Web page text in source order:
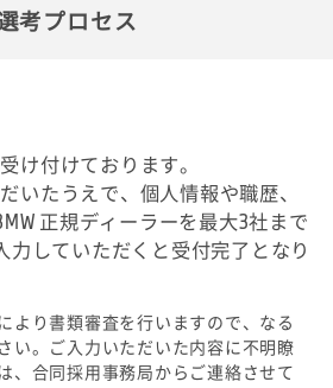
考プロセス
け付けております。
いたうえで、個人情報や職歴、
正規ディーラーを最大3社まで
力していただくと受付完了となり
より書類審査を行いますので、なる
い。ご入力いただいた内容に不明瞭
、合同採用事務局からご連絡させて